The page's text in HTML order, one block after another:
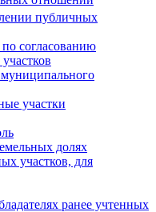
публичных
согласованию
участки
долях
участков, для
ранее учтенных